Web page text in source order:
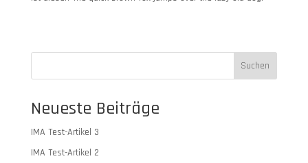
Suchen
Neueste Beiträge
IMA Test-Artikel 3
IMA Test-Artikel 2